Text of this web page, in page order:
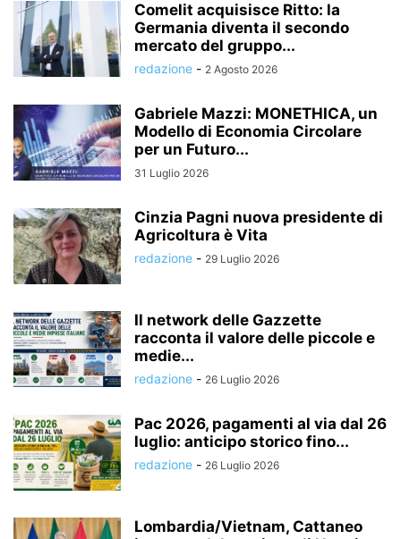
Comelit acquisisce Ritto: la
Germania diventa il secondo
mercato del gruppo...
redazione - 2 Agosto 2026
Gabriele Mazzi: MONETHICA, un
Modello di Economia Circolare
per un Futuro...
31 Luglio 2026
Cinzia Pagni nuova presidente di
Agricoltura è Vita
redazione - 29 Luglio 2026
Il network delle Gazzette
racconta il valore delle piccole e
medie...
redazione - 26 Luglio 2026
Pac 2026, pagamenti al via dal 26
luglio: anticipo storico fino...
redazione - 26 Luglio 2026
Lombardia/Vietnam, Cattaneo